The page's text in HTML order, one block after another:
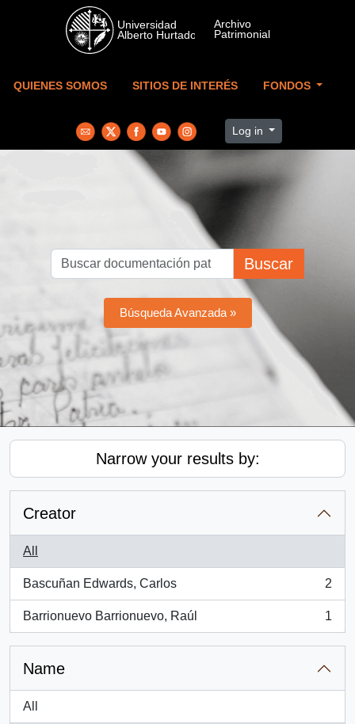
Skip to main content
QUIENES SOMOS SITIOS DE INTERÉS FONDOS
Log in
Buscar
Búsqueda Avanzada »
Narrow your results by:
Creator
All
Bascuñan Edwards, Carlos
, 2 results
2
Barrionuevo Barrionuevo, Raúl
, 1 results
1
Name
All